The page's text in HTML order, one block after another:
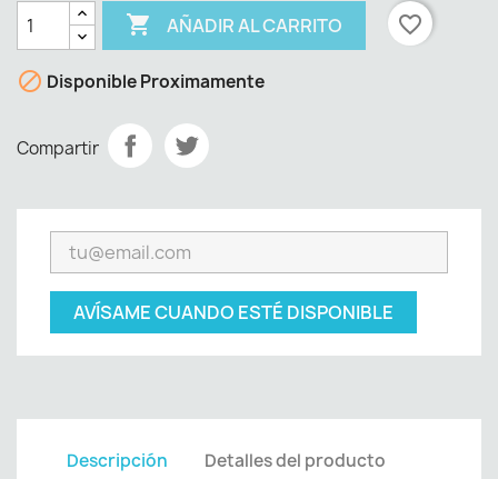
 AÑADIR AL CARRITO favorite_border
 Disponible Proximamente
Compartir
AVÍSAME CUANDO ESTÉ DISPONIBLE
Descripción Detalles del producto